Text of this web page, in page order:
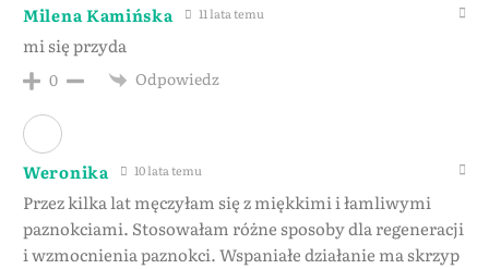
Milena Kamińska 11 lata temu
mi się przyda
0 Odpowiedz
Weronika 10 lata temu
Przez kilka lat męczyłam się z miękkimi i łamliwymi
paznokciami. Stosowałam różne sposoby dla regeneracji
i wzmocnienia paznokci. Wspaniałe działanie ma skrzyp